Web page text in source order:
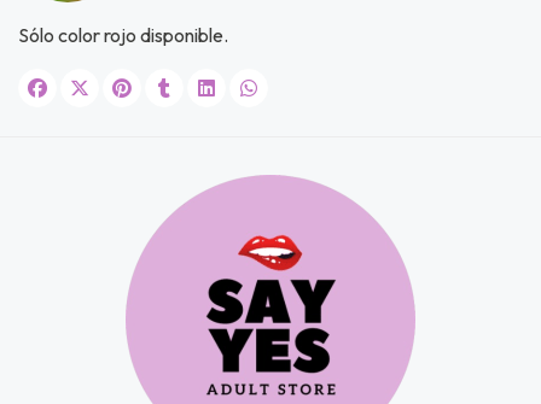
JUGAR
Sólo color rojo disponible.